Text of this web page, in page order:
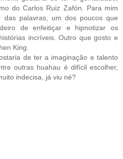
do Carlos Ruiz Zafón. Para mim
palavras, um dos poucos que
de enfeitiçar e hipnotizar os
incríveis. Outro que gosto e
King.
de ter a imaginação e talento
outras huahau é difícil escolher,
indecisa, já viu né?